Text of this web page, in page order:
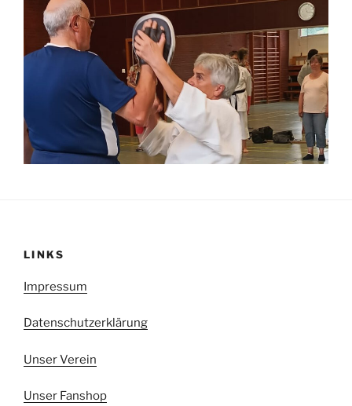
LINKS
Impressum
Datenschutzerklärung
Unser Verein
Unser Fanshop